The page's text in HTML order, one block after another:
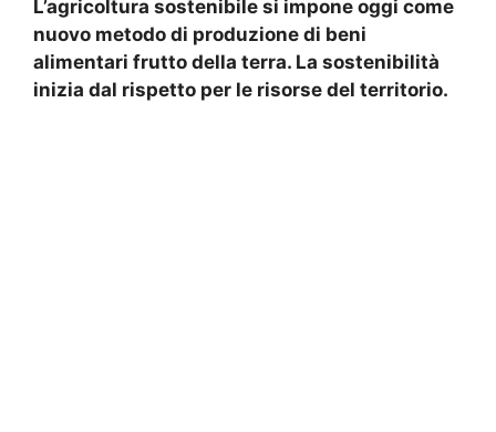
L’agricoltura sostenibile si impone oggi come
nuovo metodo di produzione di beni
alimentari frutto della terra. La sostenibilità
inizia dal rispetto per le risorse del territorio.